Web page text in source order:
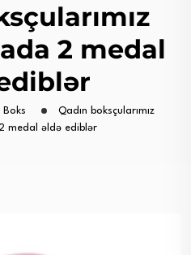
2 medal
Boks
Qadın boksçularımız
medal əldə ediblər